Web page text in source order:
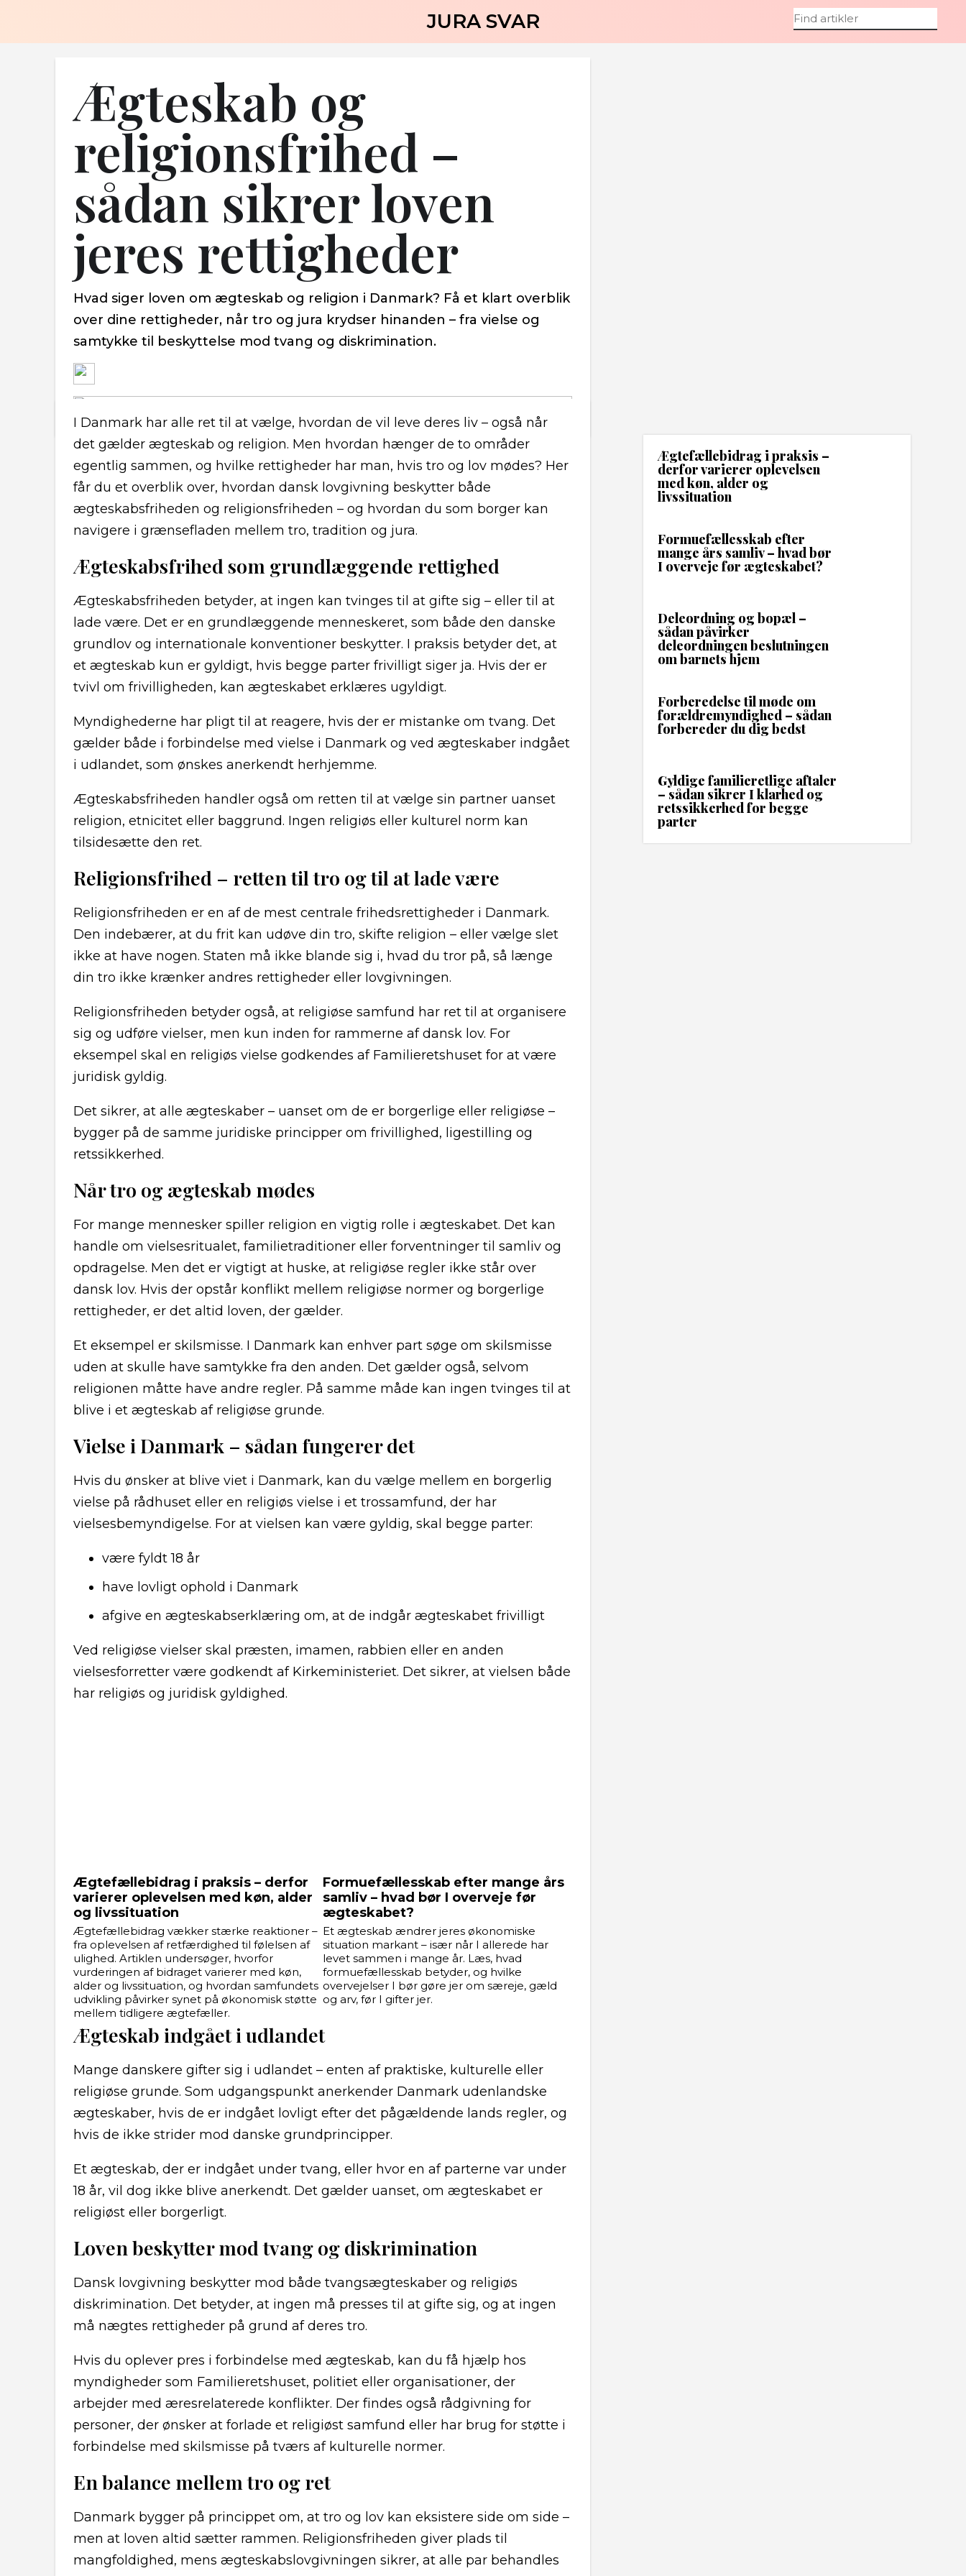
JURA SVAR
Ægteskab og
religionsfrihed –
sådan sikrer loven
jeres rettigheder
Hvad siger loven om ægteskab og religion i Danmark? Få et klart overblik
over dine rettigheder, når tro og jura krydser hinanden – fra vielse og
samtykke til beskyttelse mod tvang og diskrimination.
I Danmark har alle ret til at vælge, hvordan de vil leve deres liv – også når
det gælder ægteskab og religion. Men hvordan hænger de to områder
egentlig sammen, og hvilke rettigheder har man, hvis tro og lov mødes? Her
får du et overblik over, hvordan dansk lovgivning beskytter både
ægteskabsfriheden og religionsfriheden – og hvordan du som borger kan
navigere i grænsefladen mellem tro, tradition og jura.
Ægteskabsfrihed som grundlæggende rettighed
Ægteskabsfriheden betyder, at ingen kan tvinges til at gifte sig – eller til at
lade være. Det er en grundlæggende menneskeret, som både den danske
grundlov og internationale konventioner beskytter. I praksis betyder det, at
et ægteskab kun er gyldigt, hvis begge parter frivilligt siger ja. Hvis der er
tvivl om frivilligheden, kan ægteskabet erklæres ugyldigt.
Myndighederne har pligt til at reagere, hvis der er mistanke om tvang. Det
gælder både i forbindelse med vielse i Danmark og ved ægteskaber indgået
i udlandet, som ønskes anerkendt herhjemme.
Ægteskabsfriheden handler også om retten til at vælge sin partner uanset
religion, etnicitet eller baggrund. Ingen religiøs eller kulturel norm kan
tilsidesætte den ret.
Religionsfrihed – retten til tro og til at lade være
Religionsfriheden er en af de mest centrale frihedsrettigheder i Danmark.
Den indebærer, at du frit kan udøve din tro, skifte religion – eller vælge slet
ikke at have nogen. Staten må ikke blande sig i, hvad du tror på, så længe
din tro ikke krænker andres rettigheder eller lovgivningen.
Religionsfriheden betyder også, at religiøse samfund har ret til at organisere
sig og udføre vielser, men kun inden for rammerne af dansk lov. For
eksempel skal en religiøs vielse godkendes af Familieretshuset for at være
juridisk gyldig.
Det sikrer, at alle ægteskaber – uanset om de er borgerlige eller religiøse –
bygger på de samme juridiske principper om frivillighed, ligestilling og
retssikkerhed.
Når tro og ægteskab mødes
For mange mennesker spiller religion en vigtig rolle i ægteskabet. Det kan
handle om vielsesritualet, familietraditioner eller forventninger til samliv og
opdragelse. Men det er vigtigt at huske, at religiøse regler ikke står over
dansk lov. Hvis der opstår konflikt mellem religiøse normer og borgerlige
rettigheder, er det altid loven, der gælder.
Et eksempel er skilsmisse. I Danmark kan enhver part søge om skilsmisse
uden at skulle have samtykke fra den anden. Det gælder også, selvom
religionen måtte have andre regler. På samme måde kan ingen tvinges til at
blive i et ægteskab af religiøse grunde.
Vielse i Danmark – sådan fungerer det
Hvis du ønsker at blive viet i Danmark, kan du vælge mellem en borgerlig
vielse på rådhuset eller en religiøs vielse i et trossamfund, der har
vielsesbemyndigelse. For at vielsen kan være gyldig, skal begge parter:
være fyldt 18 år
have lovligt ophold i Danmark
afgive en ægteskabserklæring om, at de indgår ægteskabet frivilligt
Ved religiøse vielser skal præsten, imamen, rabbien eller en anden
vielsesforretter være godkendt af Kirkeministeriet. Det sikrer, at vielsen både
har religiøs og juridisk gyldighed.
Ægtefællebidrag i praksis – derfor
varierer oplevelsen med køn, alder
og livssituation
Ægtefællebidrag vækker stærke reaktioner –
fra oplevelsen af retfærdighed til følelsen af
ulighed. Artiklen undersøger, hvorfor
vurderingen af bidraget varierer med køn,
alder og livssituation, og hvordan samfundets
udvikling påvirker synet på økonomisk støtte
mellem tidligere ægtefæller.
Formuefællesskab efter mange års
samliv – hvad bør I overveje før
ægteskabet?
Et ægteskab ændrer jeres økonomiske
situation markant – især når I allerede har
levet sammen i mange år. Læs, hvad
formuefællesskab betyder, og hvilke
overvejelser I bør gøre jer om særeje, gæld
og arv, før I gifter jer.
Ægteskab indgået i udlandet
Mange danskere gifter sig i udlandet – enten af praktiske, kulturelle eller
religiøse grunde. Som udgangspunkt anerkender Danmark udenlandske
ægteskaber, hvis de er indgået lovligt efter det pågældende lands regler, og
hvis de ikke strider mod danske grundprincipper.
Et ægteskab, der er indgået under tvang, eller hvor en af parterne var under
18 år, vil dog ikke blive anerkendt. Det gælder uanset, om ægteskabet er
religiøst eller borgerligt.
Loven beskytter mod tvang og diskrimination
Dansk lovgivning beskytter mod både tvangsægteskaber og religiøs
diskrimination. Det betyder, at ingen må presses til at gifte sig, og at ingen
må nægtes rettigheder på grund af deres tro.
Hvis du oplever pres i forbindelse med ægteskab, kan du få hjælp hos
myndigheder som Familieretshuset, politiet eller organisationer, der
arbejder med æresrelaterede konflikter. Der findes også rådgivning for
personer, der ønsker at forlade et religiøst samfund eller har brug for støtte i
forbindelse med skilsmisse på tværs af kulturelle normer.
En balance mellem tro og ret
Danmark bygger på princippet om, at tro og lov kan eksistere side om side –
men at loven altid sætter rammen. Religionsfriheden giver plads til
mangfoldighed, mens ægteskabslovgivningen sikrer, at alle par behandles
Ægtefællebidrag i praksis –
derfor varierer oplevelsen
med køn, alder og
livssituation
Formuefællesskab efter
mange års samliv – hvad bør
I overveje før ægteskabet?
Deleordning og bopæl –
sådan påvirker
deleordningen beslutningen
om barnets hjem
Forberedelse til møde om
forældremyndighed – sådan
forbereder du dig bedst
Gyldige familieretlige aftaler
– sådan sikrer I klarhed og
retssikkerhed for begge
parter